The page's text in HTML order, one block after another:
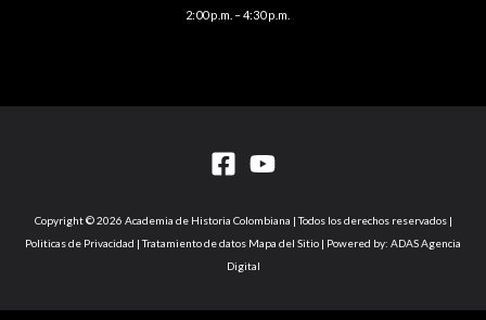
2:00 p.m. – 4:30 p.m.
Copyright © 2026 Academia de Historia Colombiana | Todos los derechos reservados |
Politicas de Privacidad | Tratamiento de datos Mapa del Sitio | Powered by: ADAS Agencia
Digital